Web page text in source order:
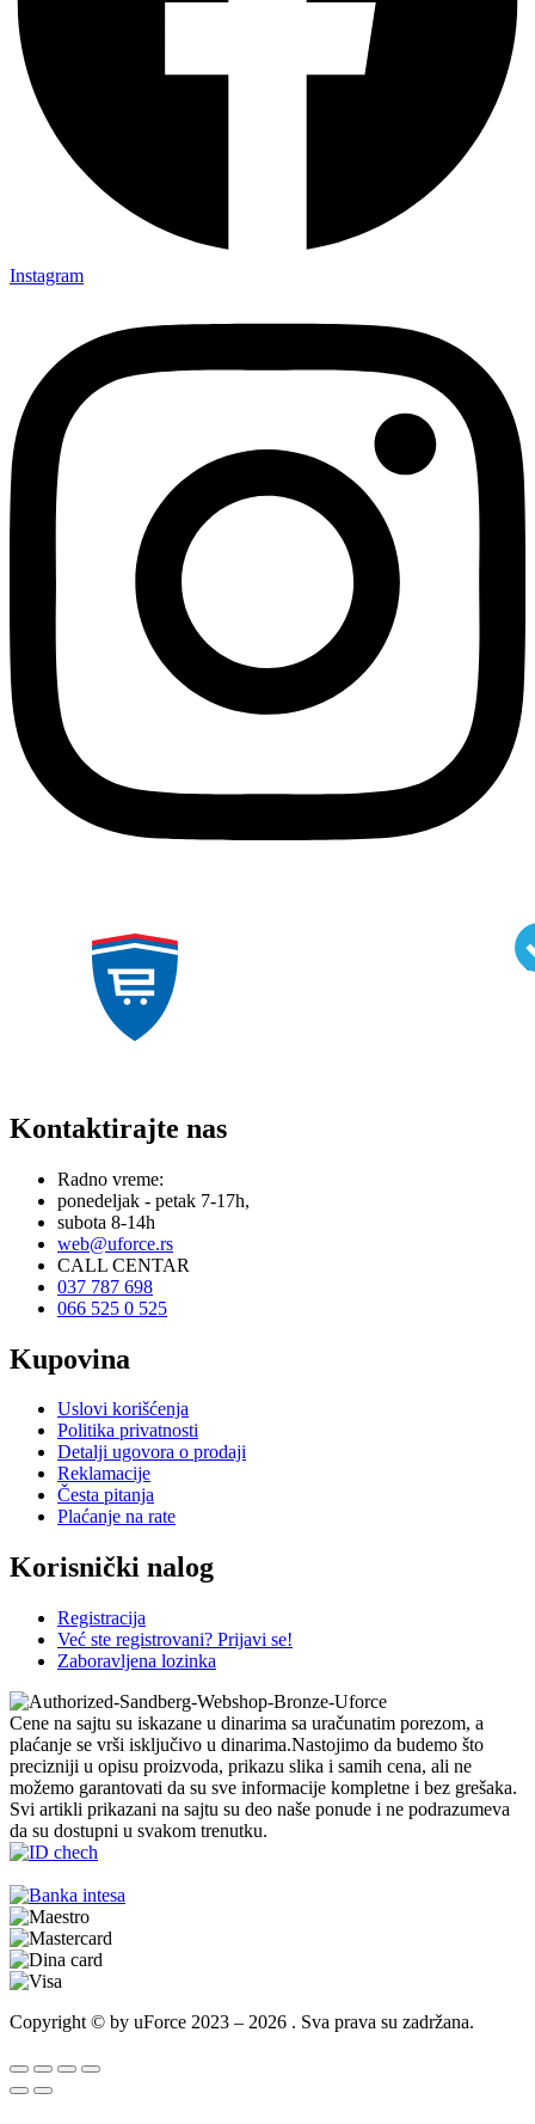
Instagram
Kontaktirajte nas
Radno vreme:
ponedeljak - petak 7-17h,
subota 8-14h
web@uforce.rs
CALL CENTAR
037 787 698
066 525 0 525
Kupovina
Uslovi korišćenja
Politika privatnosti
Detalji ugovora o prodaji
Reklamacije
Česta pitanja
Plaćanje na rate
Korisnički nalog
Registracija
Već ste registrovani? Prijavi se!
Zaboravljena lozinka
Cene na sajtu su iskazane u dinarima sa uračunatim porezom, a
plaćanje se vrši isključivo u dinarima.Nastojimo da budemo što
precizniji u opisu proizvoda, prikazu slika i samih cena, ali ne
možemo garantovati da su sve informacije kompletne i bez grešaka.
Svi artikli prikazani na sajtu su deo naše ponude i ne podrazumeva
da su dostupni u svakom trenutku.
Copyright © by uForce 2023 – 2026 . Sva prava su zadržana.